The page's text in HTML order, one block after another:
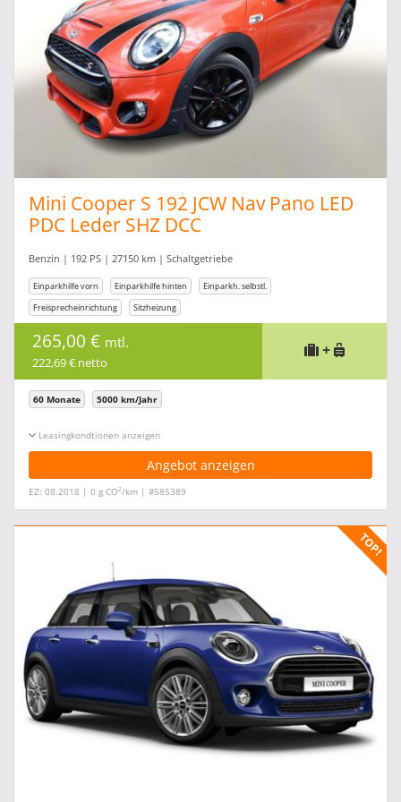
Mini Cooper S 192 JCW Nav Pano LED
PDC Leder SHZ DCC
Benzin | 192 PS | 27150 km | Schaltgetriebe
Einparkhilfe vorn Einparkhilfe hinten
Einparkh. selbstl.
Freisprecheinrichtung
Sitzheizung
265,00 € mtl.
222,69 € netto
+
60 Monate 5000 km/Jahr
Leasingkonditionen ein-/ausblenden
Angebot anzeigen
EZ: 08.2018 | 0 g CO2/km | #585389